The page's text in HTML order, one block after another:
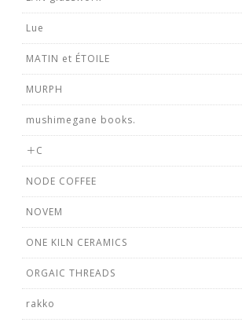
Lue
MATIN et ÉTOILE
MURPH
mushimegane books.
＋C
NODE COFFEE
NOVEM
ONE KILN CERAMICS
ORGAIC THREADS
rakko